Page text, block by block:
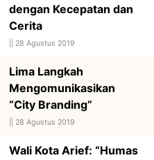
dengan Kecepatan dan
Cerita
28 Agustus 2019
Lima Langkah
Mengomunikasikan
“City Branding”
28 Agustus 2019
Wali Kota Arief: “Humas